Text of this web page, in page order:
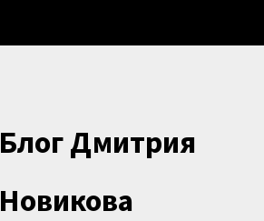
Блог Дмитрия
Новикова